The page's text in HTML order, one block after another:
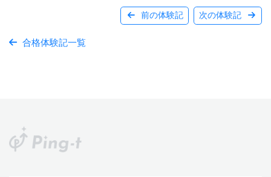
前の体験記 次の体験記
合格体験記一覧